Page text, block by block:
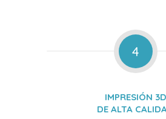
4
IMPRESIÓN 3D
DE ALTA